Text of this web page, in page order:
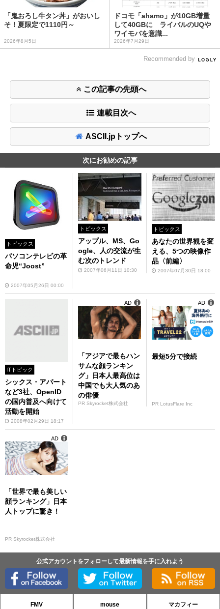
「鬼おろし牛タン丼」がおいし
そ！夏限定で1110円～
2026年8月5日
ドコモ「ahamo」が10GB増量
して40GBに ライバルのUQや
ワイモバを意識...
2026年7月29日
Recommended by
この記事の先頭へ
連載目次へ
ASCII.jpトップへ
次にお勧めの記事
トピックス
パソコンテレビの革
命児“Joost”
2007年05月26日 00:00
トピックス
アップル、MS、Go
ogle、人の交流が生
む次のトレンド
2007年06月11日 10:30
トピックス
あなたの世界観を変
える、5つの映像作
品〈前編〉
2007年07月30日 18:00
ITトピック
シックス・アパート
など3社、OpenID
の国内普及へ向けて
活動を開始
2008年02月29日 18:17
「アジアで最もハン
サムな顔ランキン
グ」日本人最高位は
中国でも大人気のあ
の俳優
PR Skyrocket株式会社
AD
最短5分で接続
PR LotusFlare Inc
AD
「世界で最も美しい
顔ランキング」日本
人トップに驚き！
PR Skyrocket株式会社
AD
公式アカウントをフォローして最新情報を手に入れよう
FMV mouse マカフィー